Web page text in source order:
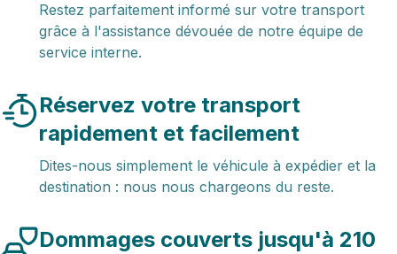
Restez parfaitement informé sur votre transport
grâce à l'assistance dévouée de notre équipe de
service interne.
Réservez votre transport
rapidement et facilement
Dites-nous simplement le véhicule à expédier et la
destination : nous nous chargeons du reste.
Dommages couverts jusqu'à 210